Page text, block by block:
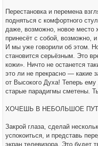
Перестановка и перемена
подняться с комфортного
даже, возможно, новое место
принесёт с собой, возможно,
И мы уже говорили об этом.
становится серьёзным. Это
кожи». Ничто не останется
это ли не прекрасно — какие
от Высокого Духа! Теперь ему
старые парадигмы сметены.
ХОЧЕШЬ В НЕБОЛЬШОЕ
Закрой глаза, сделай
успокоиться, и представь
экран телевизора. Это будет